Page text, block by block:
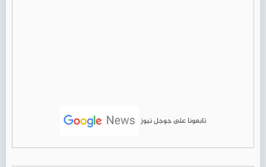
تابعونا على جوجل نيوز